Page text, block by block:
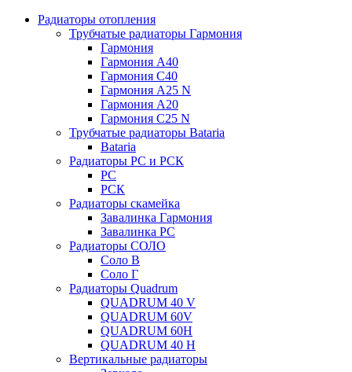
Радиаторы отопления
Трубчатые радиаторы Гармония
Гармония
Гармония А40
Гармония С40
Гармония А25 N
Гармония А20
Гармония С25 N
Трубчатые радиаторы Bataria
Bataria
Радиаторы РС и РСК
РС
РСК
Радиаторы скамейка
Завалинка Гармония
Завалинка РС
Радиаторы СОЛО
Соло В
Соло Г
Радиаторы Quadrum
QUADRUM 40 V
QUADRUM 60V
QUADRUM 60H
QUADRUM 40 H
Вертикальные радиаторы